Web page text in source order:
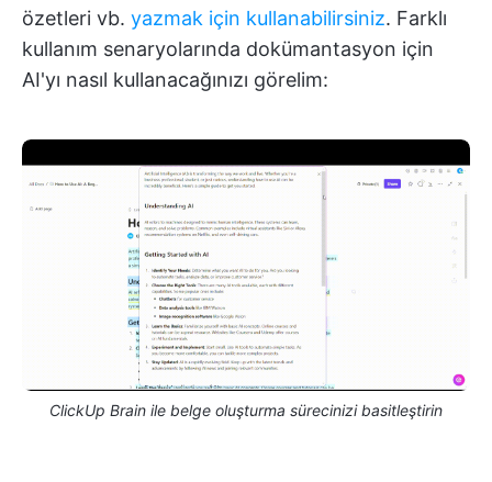
özetleri vb. yazmak için kullanabilirsiniz. Farklı
kullanım senaryolarında dokümantasyon için
AI'yı nasıl kullanacağınızı görelim:
ClickUp Brain ile belge oluşturma sürecinizi basitleştirin